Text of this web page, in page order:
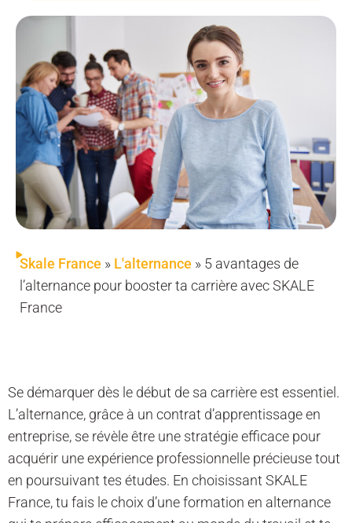
Skale France » L'alternance » 5 avantages de
l’alternance pour booster ta carrière avec SKALE
France
Se démarquer dès le début de sa carrière est essentiel.
L’alternance, grâce à un contrat d’apprentissage en
entreprise, se révèle être une stratégie efficace pour
acquérir une expérience professionnelle précieuse tout
en poursuivant tes études. En choisissant SKALE
France, tu fais le choix d’une formation en alternance